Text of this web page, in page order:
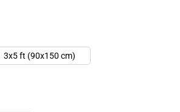
3x5 ft (90x150 cm)